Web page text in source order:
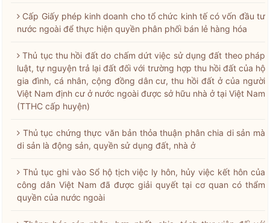
Cấp Giấy phép kinh doanh cho tổ chức kinh tế có vốn đầu tư
nước ngoài để thực hiện quyền phân phối bán lẻ hàng hóa
Thủ tục thu hồi đất do chấm dứt việc sử dụng đất theo pháp
luật, tự nguyện trả lại đất đối với trường hợp thu hồi đất của hộ
gia đình, cá nhân, cộng đồng dân cư, thu hồi đất ở của người
Việt Nam định cư ở nước ngoài được sở hữu nhà ở tại Việt Nam
(TTHC cấp huyện)
Thủ tục chứng thực văn bản thỏa thuận phân chia di sản mà
di sản là động sản, quyền sử dụng đất, nhà ở
Thủ tục ghi vào Sổ hộ tịch việc ly hôn, hủy việc kết hôn của
công dân Việt Nam đã được giải quyết tại cơ quan có thẩm
quyền của nước ngoài